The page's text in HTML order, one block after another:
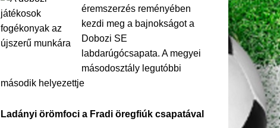
éremszerzés reményében
kezdi meg a bajnokságot a
Dobozi SE
labdarúgócsapata. A megyei
másodosztály legutóbbi
második helyezettje
Ladányi örömfoci a Fradi öregfiúk csapatával